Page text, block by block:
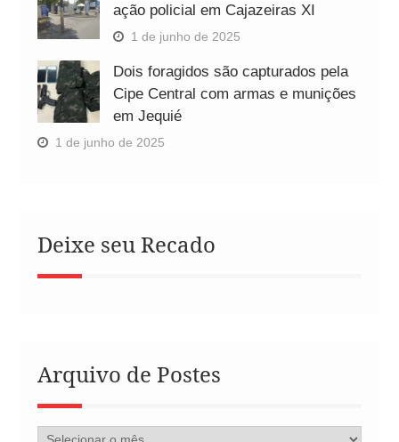
ação policial em Cajazeiras XI
1 de junho de 2025
Dois foragidos são capturados pela
Cipe Central com armas e munições
em Jequié
1 de junho de 2025
Deixe seu Recado
Arquivo de Postes
Arquivo